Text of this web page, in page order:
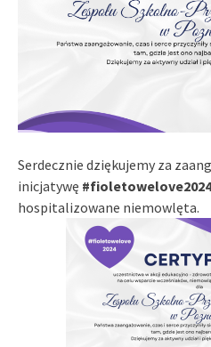
Serdecznie dziękujemy za
inicjatywę #fioletowelove2024
hospitalizowane niemowlęta.